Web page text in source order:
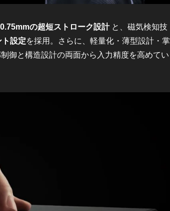
0.75mmの超短ストローク設計と、磁気検知技
設定を採用。さらに、軽量化・薄型設計・掌
御と構造設計の両面から入力精度を高めてい